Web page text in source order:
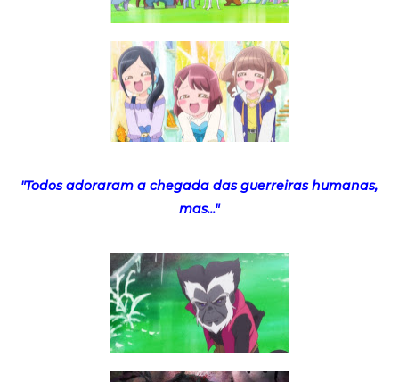
"Todos adoraram a chegada das guerreiras humanas,
mas..."